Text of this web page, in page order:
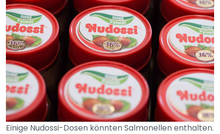
Einige Nudossi-Dosen könnten Salmonellen enthalten.